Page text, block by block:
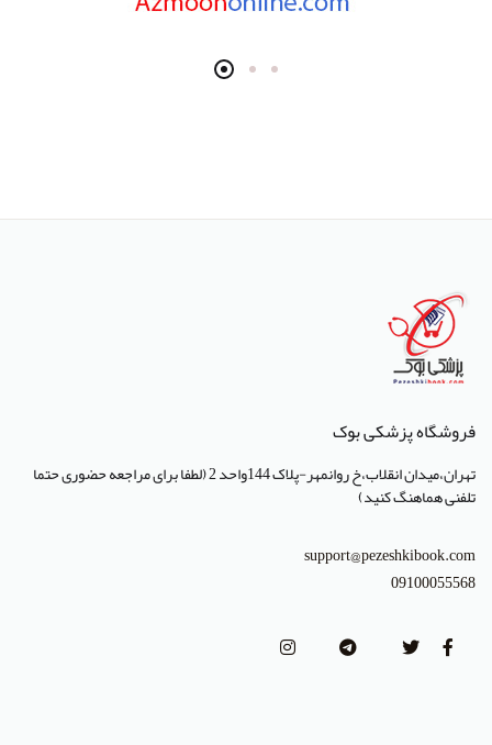
انتشارات آثار سبحان
انتشارات کتاب میر
انتشارات جهاد دانشگاهی تهران
انتشارات دانشگاه تهران
انتشارات طرلان
انتشارات پژوهشگاه علوم و فنون هسته ای
فروشگاه پزشکی بوک
تهران،میدان انقلاب،خ روانمهر-پلاک 144واحد 2 (لطفا برای مراجعه حضوری حتما
تلفنی هماهنگ کنید)
support@pezeshkibook.com
09100055568